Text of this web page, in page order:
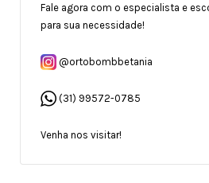
Fale agora com o especialista e
para sua necessidade!
@ortobombbetania
(31) 99572-0785
Venha nos visitar!